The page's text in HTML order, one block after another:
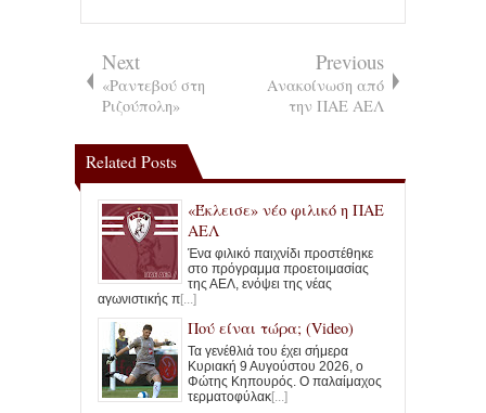
Next
«Ραντεβού στη
Ριζούπολη»
Previous
Ανακοίνωση από
την ΠΑΕ ΑΕΛ
Related Posts
«Έκλεισε» νέο φιλικό η ΠΑΕ
ΑΕΛ
Ένα φιλικό παιχνίδι προστέθηκε
στο πρόγραμμα προετοιμασίας
της ΑΕΛ, ενόψει της νέας
αγωνιστικής π[...]
Πού είναι τώρα; (Video)
Τα γενέθλιά του έχει σήμερα
Κυριακή 9 Αυγούστου 2026, ο
Φώτης Κηπουρός. Ο παλαίμαχος
τερματοφύλακ[...]